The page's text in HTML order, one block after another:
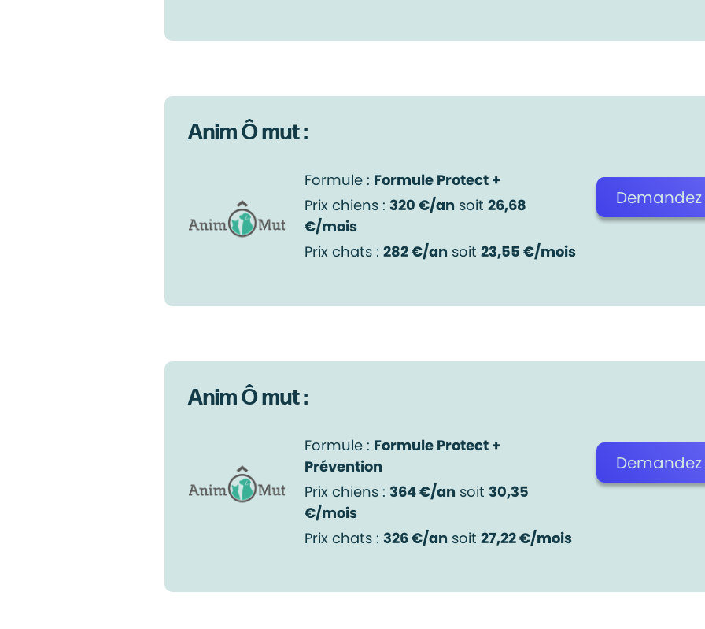
Anim Ô mut :
Formule : Formule Protect +
Prix chiens : 320 €/an soit26,68
€/mois
Prix chats :282 €/an soit23,55 €/mois
Anim Ô mut :
Formule : Formule Protect +
Prévention
Prix chiens : 364 €/an soit 30,35
€/mois
Prix chats : 326 €/an soit27,22 €/mois